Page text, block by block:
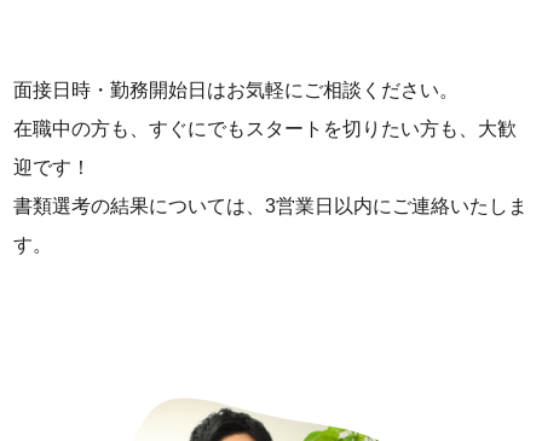
面接日時・勤務開始日はお気軽にご相談ください。
在職中の方も、すぐにでもスタートを切りたい方も、大歓
迎です！
書類選考の結果については、3営業日以内にご連絡いたしま
す。